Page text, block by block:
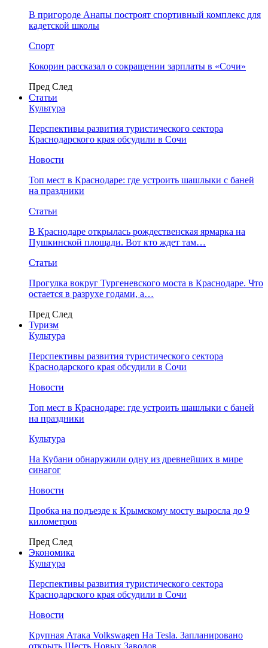
В пригороде Анапы построят спортивный комплекс для
кадетской школы
Спорт
Кокорин рассказал о сокращении зарплаты в «Сочи»
Пред След
Статьи
Культура
Перспективы развития туристического сектора
Краснодарского края обсудили в Сочи
Новости
Топ мест в Краснодаре: где устроить шашлыки с баней
на праздники
Статьи
В Краснодаре открылась рождественская ярмарка на
Пушкинской площади. Вот кто ждет там…
Статьи
Прогулка вокруг Тургеневского моста в Краснодаре. Что
остается в разрухе годами, а…
Пред След
Туризм
Культура
Перспективы развития туристического сектора
Краснодарского края обсудили в Сочи
Новости
Топ мест в Краснодаре: где устроить шашлыки с баней
на праздники
Культура
На Кубани обнаружили одну из древнейших в мире
синагог
Новости
Пробка на подъезде к Крымскому мосту выросла до 9
километров
Пред След
Экономика
Культура
Перспективы развития туристического сектора
Краснодарского края обсудили в Сочи
Новости
Крупная Атака Volkswagen На Tesla. Запланировано
открыть Шесть Новых Заводов